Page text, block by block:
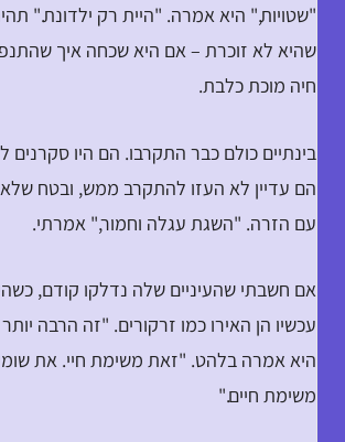
"שטויות," היא אמרה. "היית רק ילדונת."
שהיא לא זוכרת – אם היא שכחה איך
חיה מוכת כלבת.
בינתיים כולם כבר התקרבו. הם היו סקרנים
הם עדיין לא העזו להתקרב ממש, ובטח
עם הזרה. "השגת עגלה וחמור," אמרתי.
אם חשבתי שהעיניים שלה נדלקו קודם,
עכשיו הן האירו כמו זרקורים. "זה הרבה
היא אמרה בלהט. "זאת משימת חיי. את
משימת חיים."